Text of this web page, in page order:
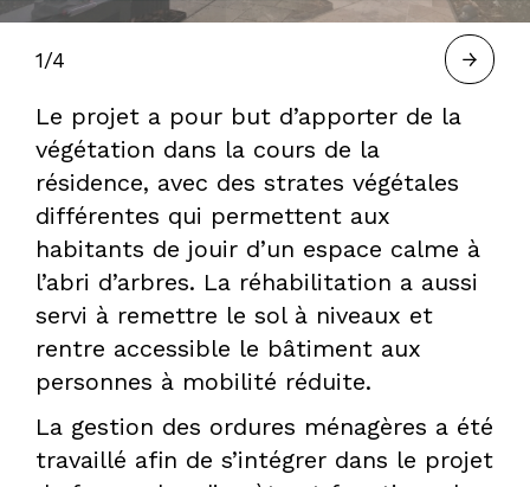
—
HERVÉ
GASTEL,
PAYSAGISTE
1/4
Le projet a pour but d’apporter de la
végétation dans la cours de la
résidence, avec des strates végétales
différentes qui permettent aux
habitants de jouir d’un espace calme à
l’abri d’arbres. La réhabilitation a aussi
servi à remettre le sol à niveaux et
rentre accessible le bâtiment aux
personnes à mobilité réduite.
La gestion des ordures ménagères a été
travaillé afin de s’intégrer dans le projet